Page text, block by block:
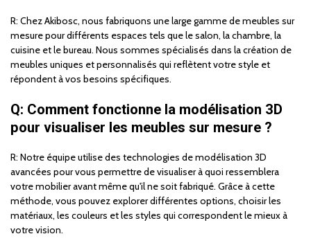
R: Chez Akibosc, nous fabriquons une large gamme de meubles sur
mesure pour différents espaces tels que le salon, la chambre, la
cuisine et le bureau. Nous sommes spécialisés dans la création de
meubles uniques et personnalisés qui reflètent votre style et
répondent à vos besoins spécifiques.
Q: Comment fonctionne la modélisation 3D
pour visualiser les meubles sur mesure ?
R: Notre équipe utilise des technologies de modélisation 3D
avancées pour vous permettre de visualiser à quoi ressemblera
votre mobilier avant même qu'il ne soit fabriqué. Grâce à cette
méthode, vous pouvez explorer différentes options, choisir les
matériaux, les couleurs et les styles qui correspondent le mieux à
votre vision.